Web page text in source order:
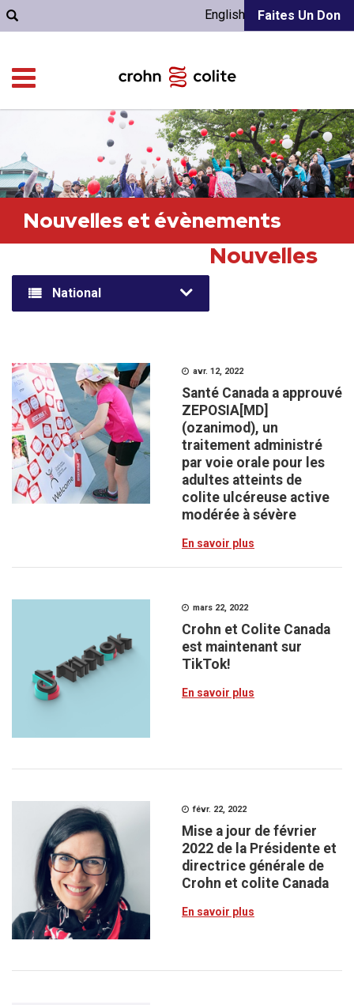
Faites Un Don
English
Nouvelles et évènements
National
Nouvelles
avr. 12, 2022
Santé Canada a approuvé
ZEPOSIA[MD]
(ozanimod), un
traitement administré
par voie orale pour les
adultes atteints de
colite ulcéreuse active
modérée à sévère
En savoir plus
mars 22, 2022
Crohn et Colite Canada
est maintenant sur
TikTok!
En savoir plus
févr. 22, 2022
Mise a jour de février
2022 de la Présidente et
directrice générale de
Crohn et colite Canada
En savoir plus